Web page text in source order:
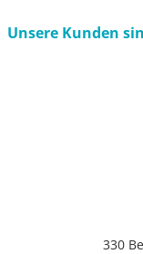
Unsere Kunden
330